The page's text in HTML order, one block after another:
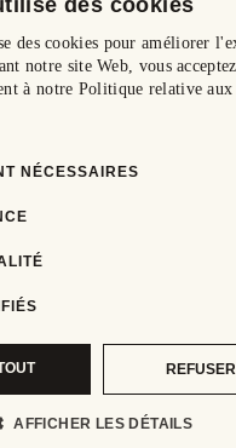
des cookies
des cookies pour améliorer
notre site Web, vous
à notre Politique relative
NÉCESSAIRES
AFFICHER LES DÉTAILS